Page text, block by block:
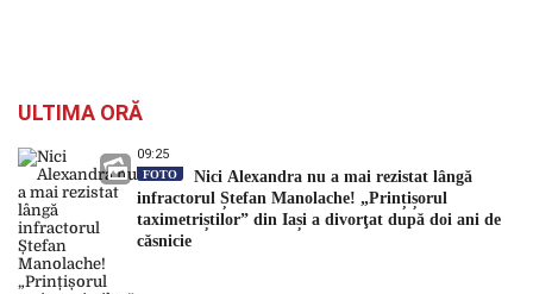
ULTIMA ORĂ
09:25
FOTO
Nici Alexandra nu a mai rezistat lângă
infractorul Ștefan Manolache! „Prințișorul
taximetriștilor” din Iași a divorţat după doi ani de
căsnicie